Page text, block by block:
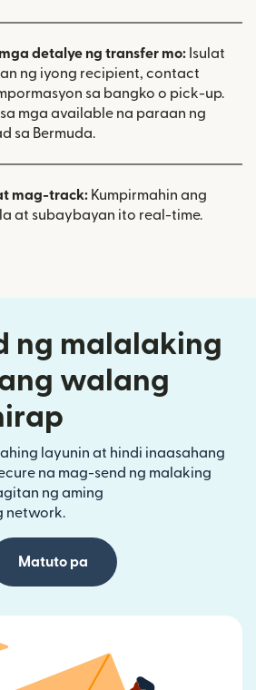
detalye ng transfer mo: Isulat
ng iyong recipient, contact
sa bangko o pick-up.
sa mga available na paraan ng
sa Bermuda.
mag-track: Kumpirmahin ang
at subaybayan ito real-time.
ng malalaking
walang
layunin at hindi inaasahang
na mag-send ng malaking
ng aming
network.
Matuto pa